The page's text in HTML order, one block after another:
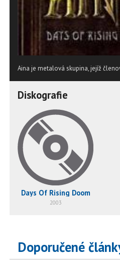
Aina je metalová skupina, jejíž
Diskografie
Days Of Rising Doom
2003
Doporučené